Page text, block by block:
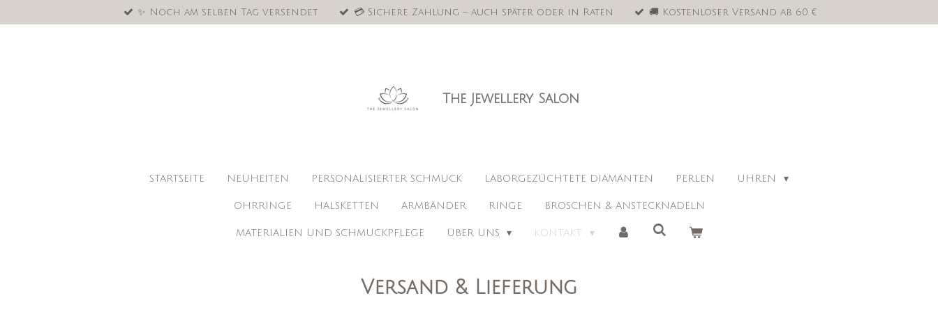
Hauptinhalt
✨ Noch am selben Tag versendet 💳 Sichere Zahlung – auch später oder in Raten 🚚 Kostenloser Versand ab 60 €
The Jewellery Salon
STARTSEITE NEUHEITEN PERSONALISIERTER SCHMUCK LABORGEZÜCHTETE DIAMANTEN PERLEN UHREN
OHRRINGE HALSKETTEN ARMBÄNDER RINGE BROSCHEN & ANSTECKNADELN
MATERIALIEN UND SCHMUCKPFLEGE ÜBER UNS KONTAKT
Versand & Lieferung